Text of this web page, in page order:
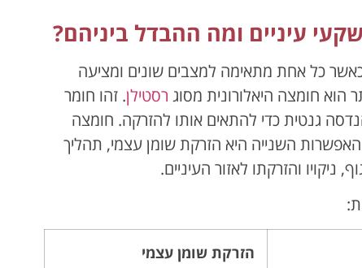
עיניים ומה ההבדל ביניהם?
כאשר כל אחת מתאימה למצבים שונים ומציעה
הוא חומצה היאלורונית מסוג רסטילן. זהו חומר
גנטית כדי להתאים אותו להזרקה. חומצה
השנייה היא הזרקת שומן עצמי, תהליך
ניקויו והזרקתו לאזור העיניים.
הזרקת שומן עצמי